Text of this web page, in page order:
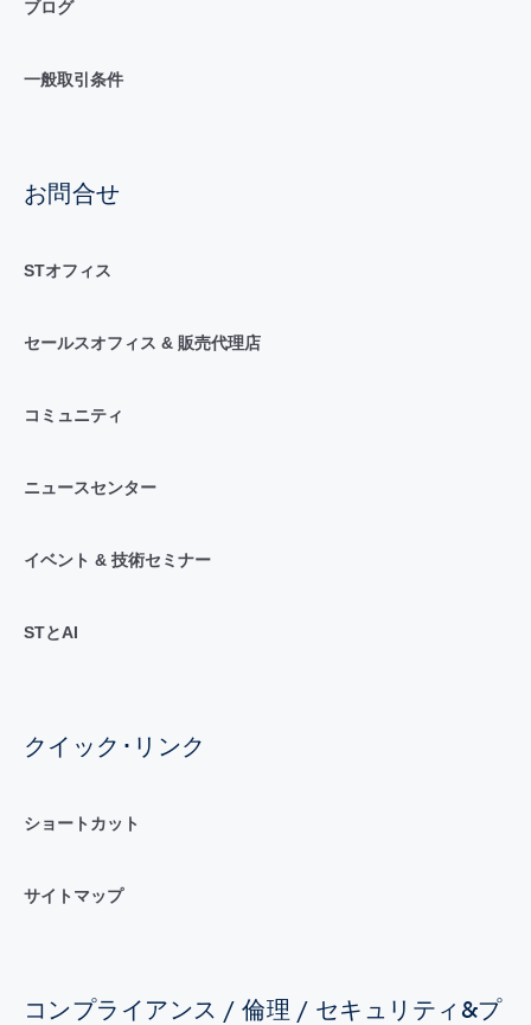
ブログ
一般取引条件
お問合せ
STオフィス
セールスオフィス & 販売代理店
コミュニティ
ニュースセンター
イベント & 技術セミナー
STとAI
クイック･リンク
ショートカット
サイトマップ
コンプライアンス / 倫理 / セキュリティ&プ